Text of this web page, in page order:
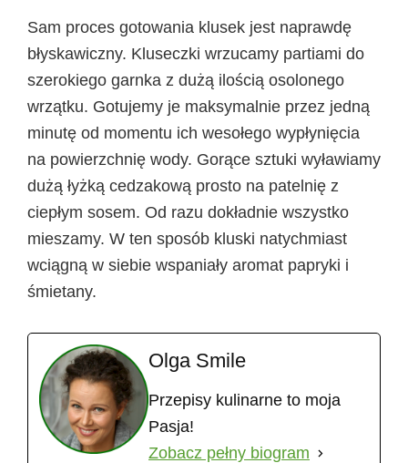
Sam proces gotowania klusek jest naprawdę
błyskawiczny. Kluseczki wrzucamy partiami do
szerokiego garnka z dużą ilością osolonego
wrzątku. Gotujemy je maksymalnie przez jedną
minutę od momentu ich wesołego wypłynięcia
na powierzchnię wody. Gorące sztuki wyławiamy
dużą łyżką cedzakową prosto na patelnię z
ciepłym sosem. Od razu dokładnie wszystko
mieszamy. W ten sposób kluski natychmiast
wciągną w siebie wspaniały aromat papryki i
śmietany.
Olga Smile
Przepisy kulinarne to moja
Pasja!
Zobacz pełny biogram